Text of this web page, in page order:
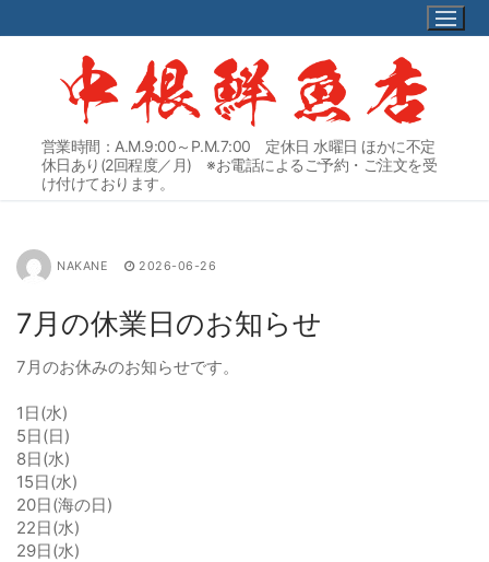
ン
営業時間：A.M.9:00～P.M.7:00 定休日 水曜日 ほかに不定
休日あり(2回程度／月) ※お電話によるご予約・ご注文を受
け付けております。
NAKANE 2026-06-26
7月の休業日のお知らせ
7月のお休みのお知らせです。
1日(水)
5日(日)
8日(水)
15日(水)
20日(海の日)
22日(水)
29日(水)